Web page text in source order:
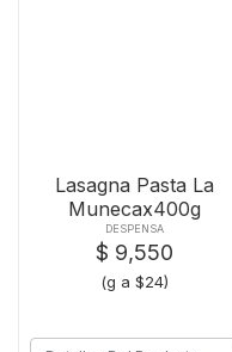
Lasagna Pasta La
Munecax400g
DESPENSA
$ 9,550
(g a $24)